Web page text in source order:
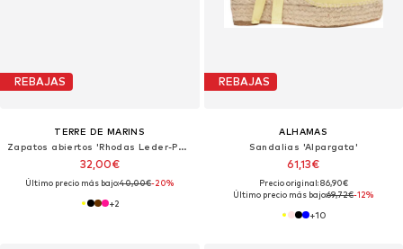
REBAJAS
TERRE DE MARINS
Zapatos abiertos 'Rhodas Leder-Pantoletten'
32,00€
Último precio más bajo:40,00€-20%
+2
REBAJAS
ALHAMAS
Sandalias 'Alpargata'
61,13€
Precio original: 86,90€
Último precio más bajo:69,72€-12%
+10